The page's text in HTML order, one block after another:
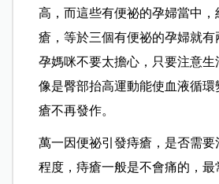
高，而這些有便祕的孕婦當中，
瘡，等於三個有便祕的孕婦就有
孕媽咪不要太擔心，只要注意生
像是臀部抬高運動能使血液循
瘡不再發作。
萬一因便祕引發痔瘡，是否需
程度，痔瘡一般是不會痛的，最